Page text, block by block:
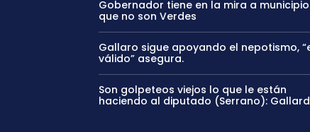
Gobernador tiene en la mira a
que no son Verdes
Gallaro sigue apoyando el nepotismo,
válido” asegura.
Son golpeteos viejos lo que le están
haciendo al diputado (Serrano):